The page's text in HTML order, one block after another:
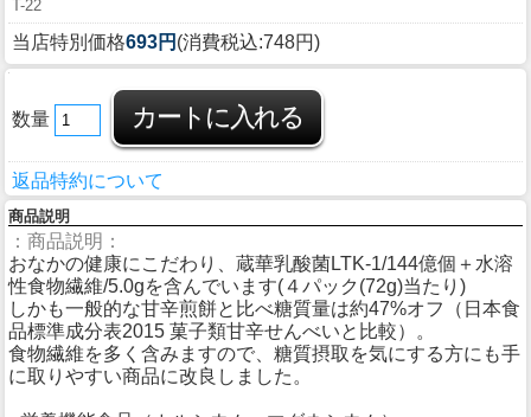
T-22
当店特別価格693円 (消費税込:748円)
数量
返品特約について
商品説明
：商品説明：
おなかの健康にこだわり、蔵華乳酸菌LTK-1/144億個＋水溶
性食物繊維/5.0gを含んでいます(４パック(72g)当たり)
しかも一般的な甘辛煎餅と比べ糖質量は約47%オフ（日本食
品標準成分表2015 菓子類甘辛せんべいと比較）。
食物繊維を多く含みますので、糖質摂取を気にする方にも手
に取りやすい商品に改良しました。